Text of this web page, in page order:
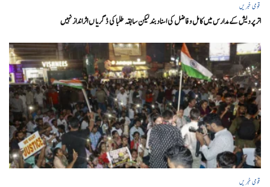
قومی خبریں
اتر پردیش کےمدارس میں کامل و فاضل کی اسناد بند لیکن سابقہ طلبا کی ڈگریا ں اثرانداز نہیں
قومی خبریں